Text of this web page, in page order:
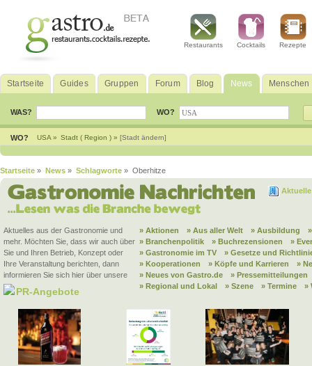
Restaurants Cocktails Rezepte
Startseite Guides Gruppen Forum Blog News Menschen
WAS? WO?
WO? USA » Stadt ( Region ) » [Stadt ändern]
Startseite » News » Schlagworte » Oberhitze
Aktuelles aus der Gastronomie und
mehr. Möchten Sie, dass wir auch über
Sie und Ihren Betrieb, Konzept oder
Ihre Veranstaltung berichten, dann
informieren Sie sich hier über unsere
PR-Angebote
» Aktionen » Aus aller Welt » Ausbildung
» Branchenpolitik
» Buchrezensionen
»
» Gastronomie im TV
» Gesetze und
» Kooperationen
» Köpfe und Karrieren
»
» Neues von Gastro.de
» Pressemitteilungen
» Regional und Lokal
» Szene » Termine »